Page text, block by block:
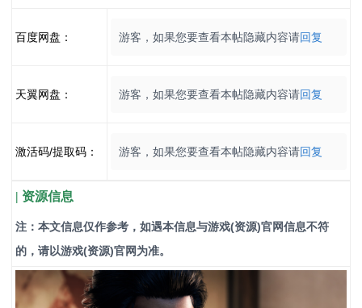
百度网盘： 游客，如果您要查看本帖隐藏内容请回复
天翼网盘： 游客，如果您要查看本帖隐藏内容请回复
激活码/提取码： 游客，如果您要查看本帖隐藏内容请回复
| 资源信息
注：本文信息仅作参考，如遇本信息与游戏(资源)官网信息不符
的，请以游戏(资源)官网为准。